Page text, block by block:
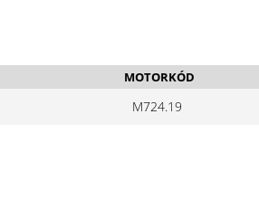
MOTORKÓD
M724.19